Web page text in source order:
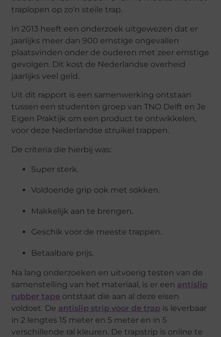
traplopen op zo’n steile trap.
In 2013 heeft een onderzoek uitgewezen dat er
jaarlijks meer dan 900 ernstige ongevallen
plaatsvinden onder de ouderen met zeer ernstige
gevolgen. Dit kost de Nederlandse overheid
jaarlijks veel geld.
Uit dit rapport is een samenwerking ontstaan
tussen een studenten groep van TNO Delft en Je
Eigen Praktijk om een product te ontwikkelen,
voor deze Nederlandse struikel trappen.
De criteria die hierbij was:
Super sterk.
Voldoende grip ook met sokken.
Makkelijk aan te brengen.
Geschik voor de meeste trappen.
Betaalbare prijs.
Na lang onderzoeken en uitvoerig testen van de
samenstelling van het materiaal, is er een antislip
rubber tape ontstaat die aan al deze eisen
voldoet. De antislip strip voor de trap is leverbaar
in 2 lengtes 15 meter en 5 meter en in 5
verschillende ral kleuren. De trapstrip is online te